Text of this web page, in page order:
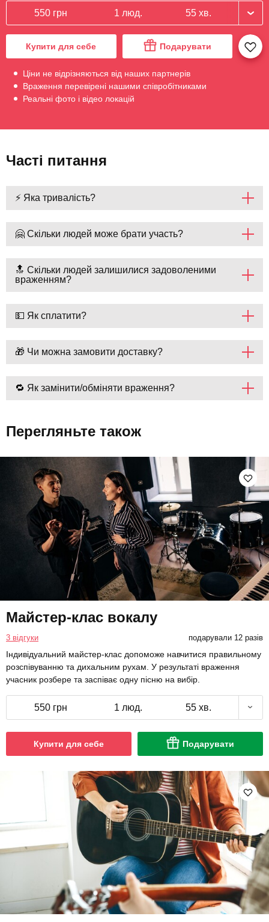
550 грн 1 люд. 55 хв.
Купити для себе Подарувати
Ціни не відрізняються від наших партнерів
Враження перевірені нашими співробітниками
Реальні фото і відео локацій
Часті питання
⚡ Яка тривалість?
🤗 Скільки людей може брати участь?
🔝 Скільки людей залишилися задоволеними
враженням?
💵 Як сплатити?
🎁 Чи можна замовити доставку?
🔁 Як замінити/обміняти враження?
Перегляньте також
Майстер-клас вокалу
3 відгуки подарували 12 разів
Індивідуальний майстер-клас допоможе навчитися правильному
розспівуванню та дихальним рухам. У результаті враження
учасник розбере та заспіває одну пісню на вибір.
550 грн 1 люд. 55 хв.
Купити для себе Подарувати